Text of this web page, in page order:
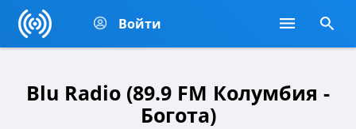
Войти
Blu Radio (89.9 FM Колумбия -
Богота)